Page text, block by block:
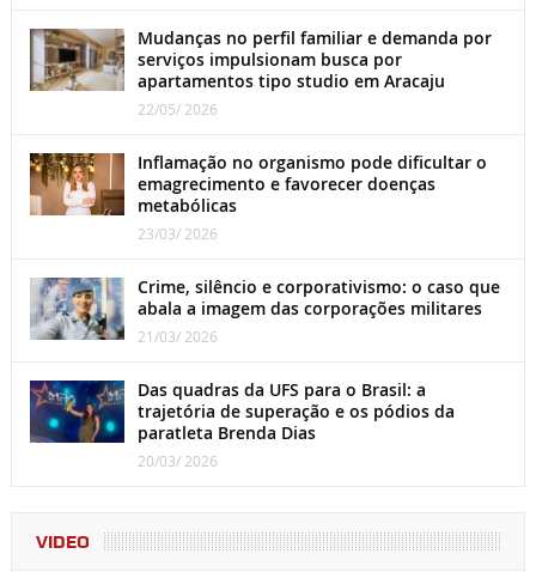
Mudanças no perfil familiar e demanda por
serviços impulsionam busca por
apartamentos tipo studio em Aracaju
22/05/ 2026
Inflamação no organismo pode dificultar o
emagrecimento e favorecer doenças
metabólicas
23/03/ 2026
Crime, silêncio e corporativismo: o caso que
abala a imagem das corporações militares
21/03/ 2026
Das quadras da UFS para o Brasil: a
trajetória de superação e os pódios da
paratleta Brenda Dias
20/03/ 2026
VIDEO